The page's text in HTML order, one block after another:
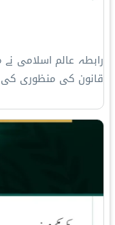
رابطہ عالم اسلامی
قانون کی منظوری